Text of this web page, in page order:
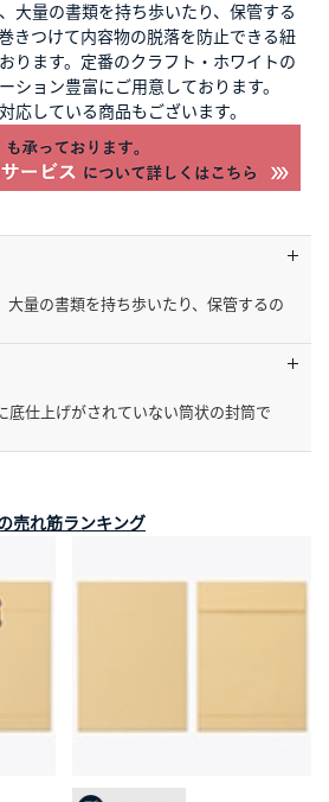
大量の書類を持ち歩いたり、保管する
きつけて内容物の脱落を防止できる紐
ります。定番のクラフト・ホワイトの
ション豊富にご用意しております。
応している商品もございます。
大量の書類を持ち歩いたり、保管するの
底仕上げがされていない筒状の封筒で
売れ筋ランキング